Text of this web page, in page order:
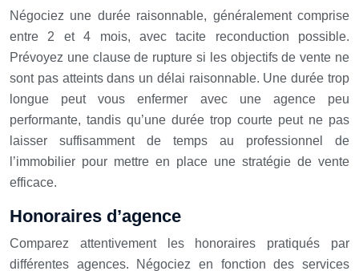
Négociez une durée raisonnable, généralement comprise
entre 2 et 4 mois, avec tacite reconduction possible.
Prévoyez une clause de rupture si les objectifs de vente ne
sont pas atteints dans un délai raisonnable. Une durée trop
longue peut vous enfermer avec une agence peu
performante, tandis qu’une durée trop courte peut ne pas
laisser suffisamment de temps au professionnel de
l’immobilier pour mettre en place une stratégie de vente
efficace.
Honoraires d’agence
Comparez attentivement les honoraires pratiqués par
différentes agences. Négociez en fonction des services